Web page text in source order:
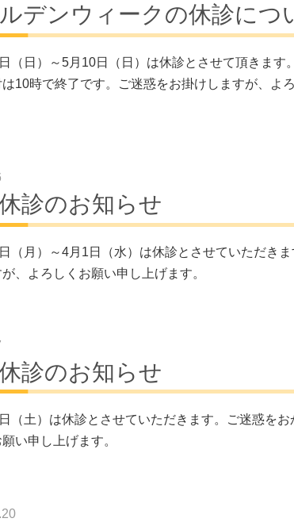
デンウィークの休診につ
（日）～5月10日（日）は休診とさせて頂きます
10時で終了です。ご迷惑をお掛けしますが、よ
診のお知らせ
（月）～4月1日（水）は休診とさせていただき
が、よろしくお願い申し上げます。
診のお知らせ
（土）は休診とさせていただきます。ご迷惑をお
い申し上げます。